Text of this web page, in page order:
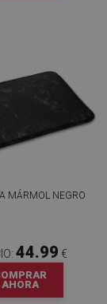
MÁRMOL NEGRO
44.99 €
AHORA